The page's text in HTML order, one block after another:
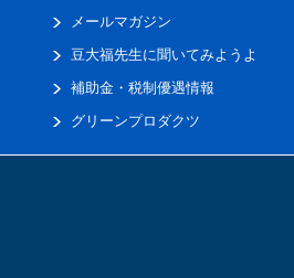
メールマガジン
豆大福先生に聞いてみようよ
補助金・税制優遇情報
グリーンプロダクツ